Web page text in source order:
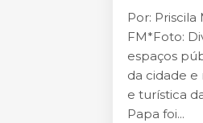
Por:
FM*Foto:
espaços
da cidade e
e turística
Papa foi...